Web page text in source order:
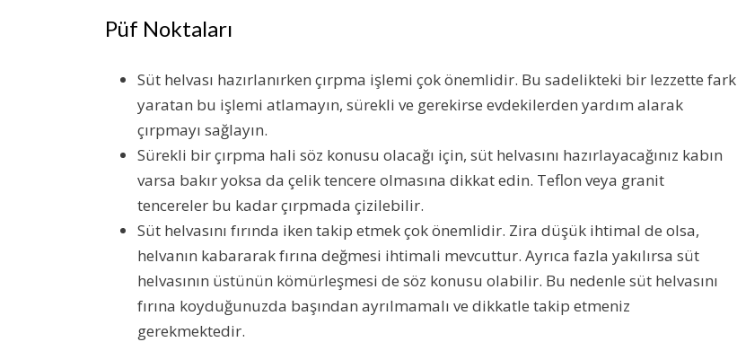
Püf Noktaları
Süt helvası hazırlanırken çırpma işlemi çok önemlidir. Bu sadelikteki bir lezzette fark
yaratan bu işlemi atlamayın, sürekli ve gerekirse evdekilerden yardım alarak
çırpmayı sağlayın.
Sürekli bir çırpma hali söz konusu olacağı için, süt helvasını hazırlayacağınız kabın
varsa bakır yoksa da çelik tencere olmasına dikkat edin. Teflon veya granit
tencereler bu kadar çırpmada çizilebilir.
Süt helvasını fırında iken takip etmek çok önemlidir. Zira düşük ihtimal de olsa,
helvanın kabararak fırına değmesi ihtimali mevcuttur. Ayrıca fazla yakılırsa süt
helvasının üstünün kömürleşmesi de söz konusu olabilir. Bu nedenle süt helvasını
fırına koyduğunuzda başından ayrılmamalı ve dikkatle takip etmeniz
gerekmektedir.